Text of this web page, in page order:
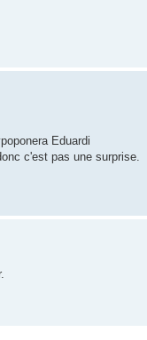
Eduardi
c'est pas une surprise.